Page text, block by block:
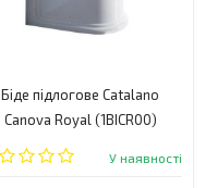
Біде підлогове Catalano
Canova Royal (1BICR00)
У наявності